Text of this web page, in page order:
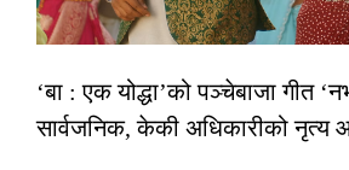
‘बा : एक योद्धा’को पञ्चेबाजा गीत
सार्वजनिक, केकी अधिकारीको नृत्य